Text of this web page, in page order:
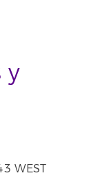
y
WEST